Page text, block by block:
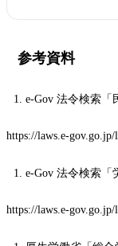
参考資料
e-Gov 法令検索「
https://laws.e-
e-Gov 法令検索「
https://laws.e-